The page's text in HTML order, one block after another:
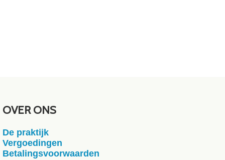
OVER ONS
De praktijk
Vergoedingen
Betalingsvoorwaarden